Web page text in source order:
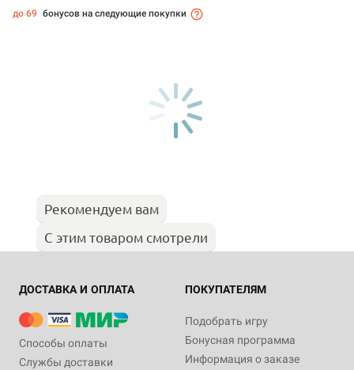
до 69 бонусов на следующие покупки
Рекомендуем вам
С этим товаром смотрели
ДОСТАВКА И ОПЛАТА
Способы оплаты
Службы доставки
ПОКУПАТЕЛЯМ
Подобрать игру
Бонусная программа
Информация о заказе